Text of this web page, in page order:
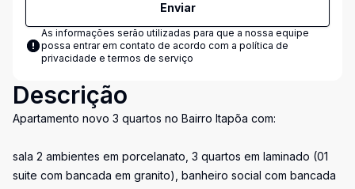
Enviar
As informações serão utilizadas para que a nossa equipe
possa entrar em contato de acordo com a política de
privacidade e termos de serviço
Descrição
Apartamento novo 3 quartos no Bairro Itapõa com:
sala 2 ambientes em porcelanato, 3 quartos em laminado (01
suite com bancada em granito), banheiro social com bancada